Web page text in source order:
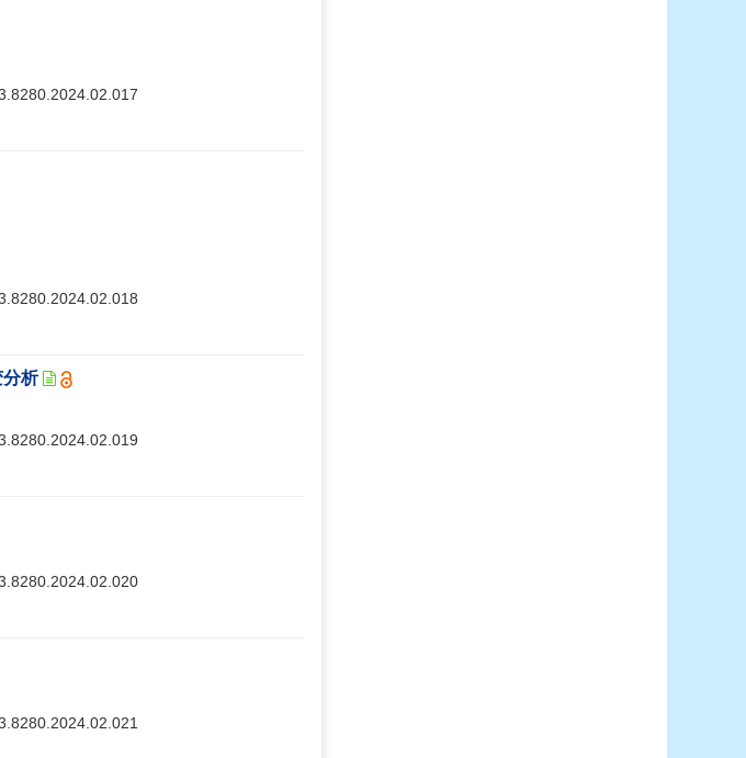
析